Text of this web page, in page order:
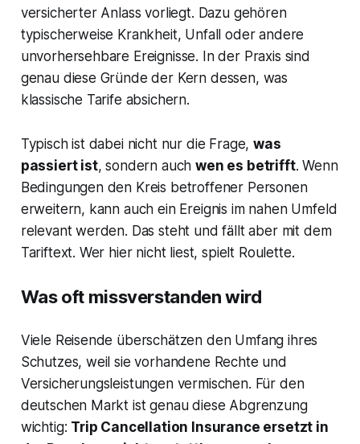
versicherter Anlass vorliegt. Dazu gehören
typischerweise Krankheit, Unfall oder andere
unvorhersehbare Ereignisse. In der Praxis sind
genau diese Gründe der Kern dessen, was
klassische Tarife absichern.
Typisch ist dabei nicht nur die Frage,was
passiert ist, sondern auchwen es betrifft. Wenn
Bedingungen den Kreis betroffener Personen
erweitern, kann auch ein Ereignis im nahen Umfeld
relevant werden. Das steht und fällt aber mit dem
Tariftext. Wer hier nicht liest, spielt Roulette.
Was oft missverstanden wird
Viele Reisende überschätzen den Umfang ihres
Schutzes, weil sie vorhandene Rechte und
Versicherungsleistungen vermischen. Für den
deutschen Markt ist genau diese Abgrenzung
wichtig: Trip Cancellation Insurance ersetzt in